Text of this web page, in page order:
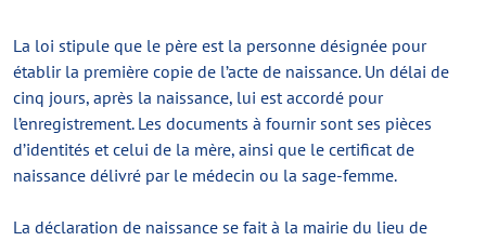
La loi stipule que le père est la personne désignée pour
établir la première copie de l’acte de naissance. Un délai de
cinq jours, après la naissance, lui est accordé pour
l’enregistrement. Les documents à fournir sont ses pièces
d’identités et celui de la mère, ainsi que le certificat de
naissance délivré par le médecin ou la sage-femme.
La déclaration de naissance se fait à la mairie du lieu de